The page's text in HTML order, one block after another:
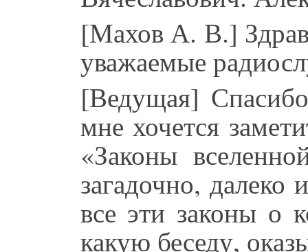
[Махов А. В.]
уважаемые
[Ведущая]
мне хочется
«Законы
загадочно,
все эти законы о
какую беседу,